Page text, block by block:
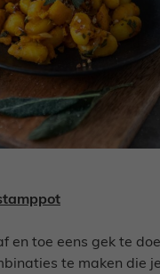
en toe eens gek te
te maken die